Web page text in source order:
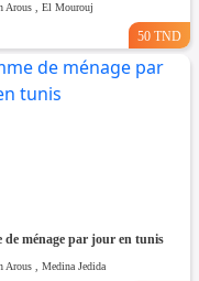
Arous , El Mourouj
50 TND
de ménage par jour en tunis
Arous , Medina Jedida